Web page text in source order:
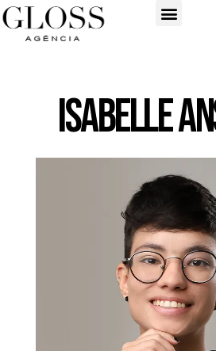
Isabelle